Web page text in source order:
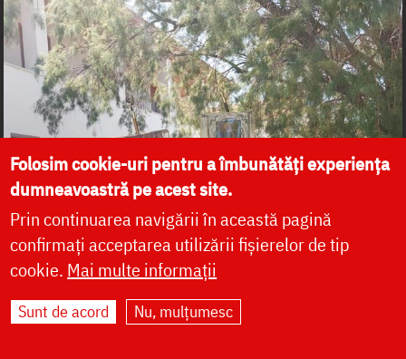
Folosim cookie-uri pentru a îmbunătăți experiența
dumneavoastră pe acest site.
Prin continuarea navigării în această pagină
confirmați acceptarea utilizării fișierelor de tip
cookie. Mai multe informații
Sunt de acord Nu, mulțumesc